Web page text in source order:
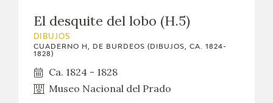
El desquite del lobo (H.5)
DIBUJOS
CUADERNO H, DE BURDEOS (DIBUJOS, CA. 1824-
1828)
Ca. 1824 - 1828
Museo Nacional del Prado